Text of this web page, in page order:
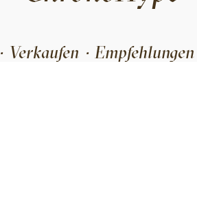
· Verkaufen · Empfehlungen